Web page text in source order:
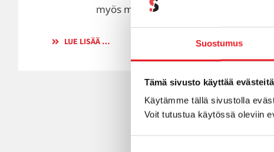
Suostumus
Tämä sivusto käyttää evästeitä
Käytämme tällä sivustolla
Voit tutustua käytössä oleviin
myös mobiilissa!
LUE LISÄÄ …